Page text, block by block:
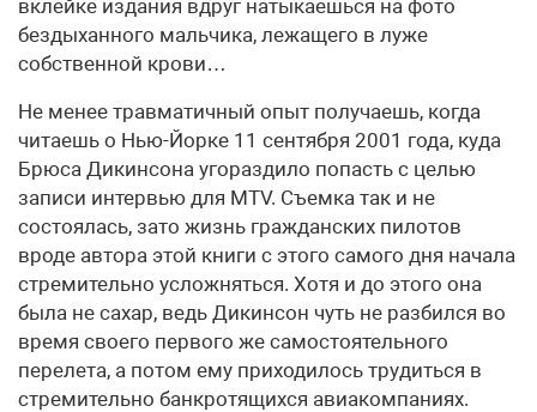
вклейке издания вдруг натыкаешься на фото
бездыханного мальчика, лежащего в луже
собственной крови…
Не менее травматичный опыт получаешь, когда
читаешь о Нью-Йорке 11 сентября 2001 года, куда
Брюса Дикинсона угораздило попасть с целью
записи интервью для MTV. Съемка так и не
состоялась, зато жизнь гражданских пилотов
вроде автора этой книги с этого самого дня начала
стремительно усложняться. Хотя и до этого она
была не сахар, ведь Дикинсон чуть не разбился во
время своего первого же самостоятельного
перелета, а потом ему приходилось трудиться в
стремительно банкротящихся авиакомпаниях.